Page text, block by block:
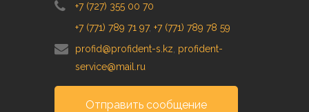
+7 (727) 355 00 70
+7 (771) 789 71 97, +7 (771) 789 78 59
profid@profident-s.kz profident-
service@mail.ru
Отправить сообщение